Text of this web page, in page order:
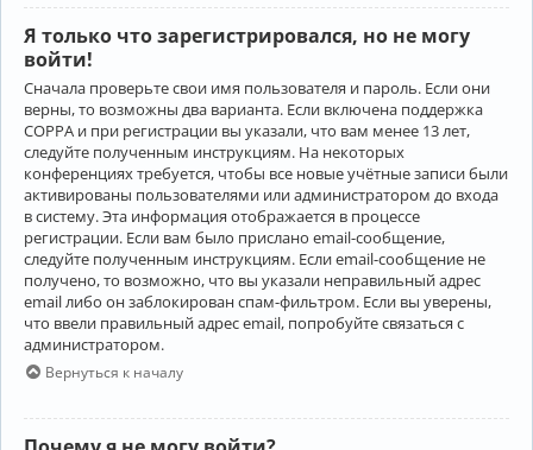
Я только что зарегистрировался, но не могу
войти!
Сначала проверьте свои имя пользователя и пароль. Если они
верны, то возможны два варианта. Если включена поддержка
COPPA и при регистрации вы указали, что вам менее 13 лет,
следуйте полученным инструкциям. На некоторых
конференциях требуется, чтобы все новые учётные записи были
активированы пользователями или администратором до входа
в систему. Эта информация отображается в процессе
регистрации. Если вам было прислано email-сообщение,
следуйте полученным инструкциям. Если email-сообщение не
получено, то возможно, что вы указали неправильный адрес
email либо он заблокирован спам-фильтром. Если вы уверены,
что ввели правильный адрес email, попробуйте связаться с
администратором.
Вернуться к началу